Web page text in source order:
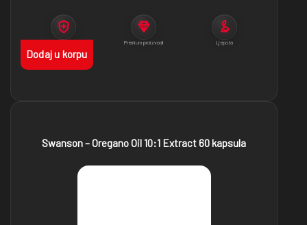
Premium proizvodi Ljepota
Dodaj u korpu
Swanson – Oregano Oil 10:1 Extract 60 kapsula